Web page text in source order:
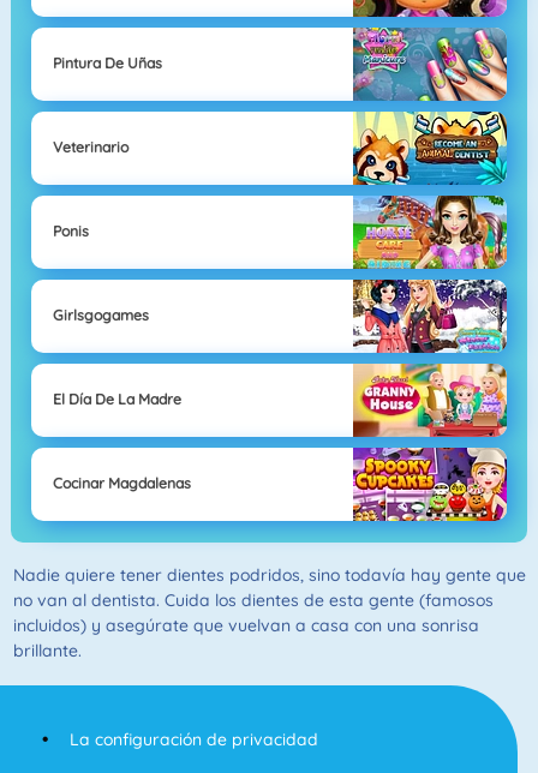
Pintura De Uñas
Veterinario
Ponis
Girlsgogames
El Día De La Madre
Cocinar Magdalenas
Nadie quiere tener dientes podridos, sino todavía hay gente que
no van al dentista. Cuida los dientes de esta gente (famosos
incluidos) y asegúrate que vuelvan a casa con una sonrisa
brillante.
La configuración de privacidad